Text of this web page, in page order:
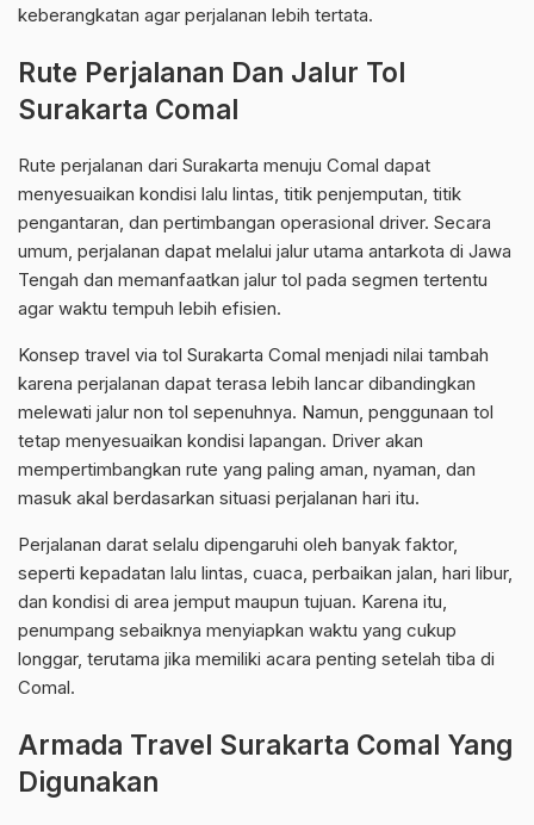
keberangkatan agar perjalanan lebih tertata.
Rute Perjalanan Dan Jalur Tol
Surakarta Comal
Rute perjalanan dari Surakarta menuju Comal dapat
menyesuaikan kondisi lalu lintas, titik penjemputan, titik
pengantaran, dan pertimbangan operasional driver. Secara
umum, perjalanan dapat melalui jalur utama antarkota di Jawa
Tengah dan memanfaatkan jalur tol pada segmen tertentu
agar waktu tempuh lebih efisien.
Konsep travel via tol Surakarta Comal menjadi nilai tambah
karena perjalanan dapat terasa lebih lancar dibandingkan
melewati jalur non tol sepenuhnya. Namun, penggunaan tol
tetap menyesuaikan kondisi lapangan. Driver akan
mempertimbangkan rute yang paling aman, nyaman, dan
masuk akal berdasarkan situasi perjalanan hari itu.
Perjalanan darat selalu dipengaruhi oleh banyak faktor,
seperti kepadatan lalu lintas, cuaca, perbaikan jalan, hari libur,
dan kondisi di area jemput maupun tujuan. Karena itu,
penumpang sebaiknya menyiapkan waktu yang cukup
longgar, terutama jika memiliki acara penting setelah tiba di
Comal.
Armada Travel Surakarta Comal Yang
Digunakan